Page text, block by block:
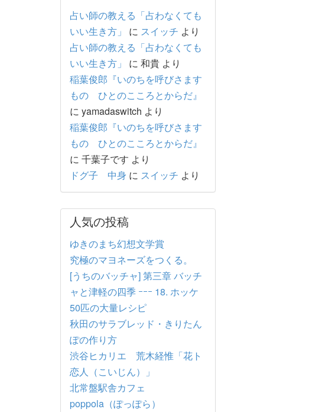
占い師の教える「占わなくても
いい生き方」
に スイッチ より
占い師の教える「占わなくても
いい生き方」
に 和貴 より
稲葉俊郎『いのちを呼びさます
もの ひとのこころとからだ』
に yamadaswitch より
稲葉俊郎『いのちを呼びさます
もの ひとのこころとからだ』
に 千葉子です より
ドグ子 中身 に スイッチ より
人気の投稿
ゆきのまち幻想文学賞
究極のマヨネーズをつくる。
[うちのバッチャ] 第三章 バッチ
ャと津軽の四季 ｰｰｰ 18. ホッケ
50匹の大量レシピ
秋田のサラブレッド・きりたん
ぽの作り方
渋谷ヒカリエ 荒木経惟「花ト
恋人（こいじん）」
北常盤駅舎カフェ
poppola（ぽっぽら）